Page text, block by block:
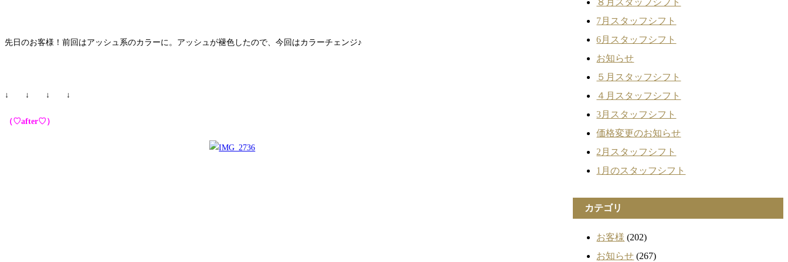
先日のお客様！前回はアッシュ系のカラーに。アッシュが褪色したので、今回はカラーチェンジ♪
↓ ↓ ↓ ↓
（♡after♡）
８月スタッフシフト
7月スタッフシフト
6月スタッフシフト
お知らせ
５月スタッフシフト
４月スタッフシフト
3月スタッフシフト
価格変更のお知らせ
2月スタッフシフト
1月のスタッフシフト
カテゴリ
お客様 (202)
お知らせ (267)